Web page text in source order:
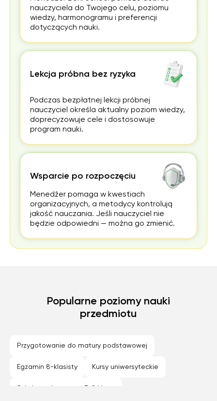
nauczyciela do Twojego celu, poziomu
wiedzy, harmonogramu i preferencji
dotyczących nauki.
Lekcja próbna bez ryzyka
Podczas bezpłatnej lekcji próbnej
nauczyciel określa aktualny poziom wiedzy,
doprecyzowuje cele i dostosowuje
program nauki.
Wsparcie po rozpoczęciu
Menedżer pomaga w kwestiach
organizacyjnych, a metodycy kontrolują
jakość nauczania. Jeśli nauczyciel nie
będzie odpowiedni — można go zmienić.
Popularne poziomy nauki
przedmiotu
Przygotowanie do matury podstawowej
Egzamin 8-klasisty Kursy uniwersyteckie
Szkoła podstawowa 7-8 klasa